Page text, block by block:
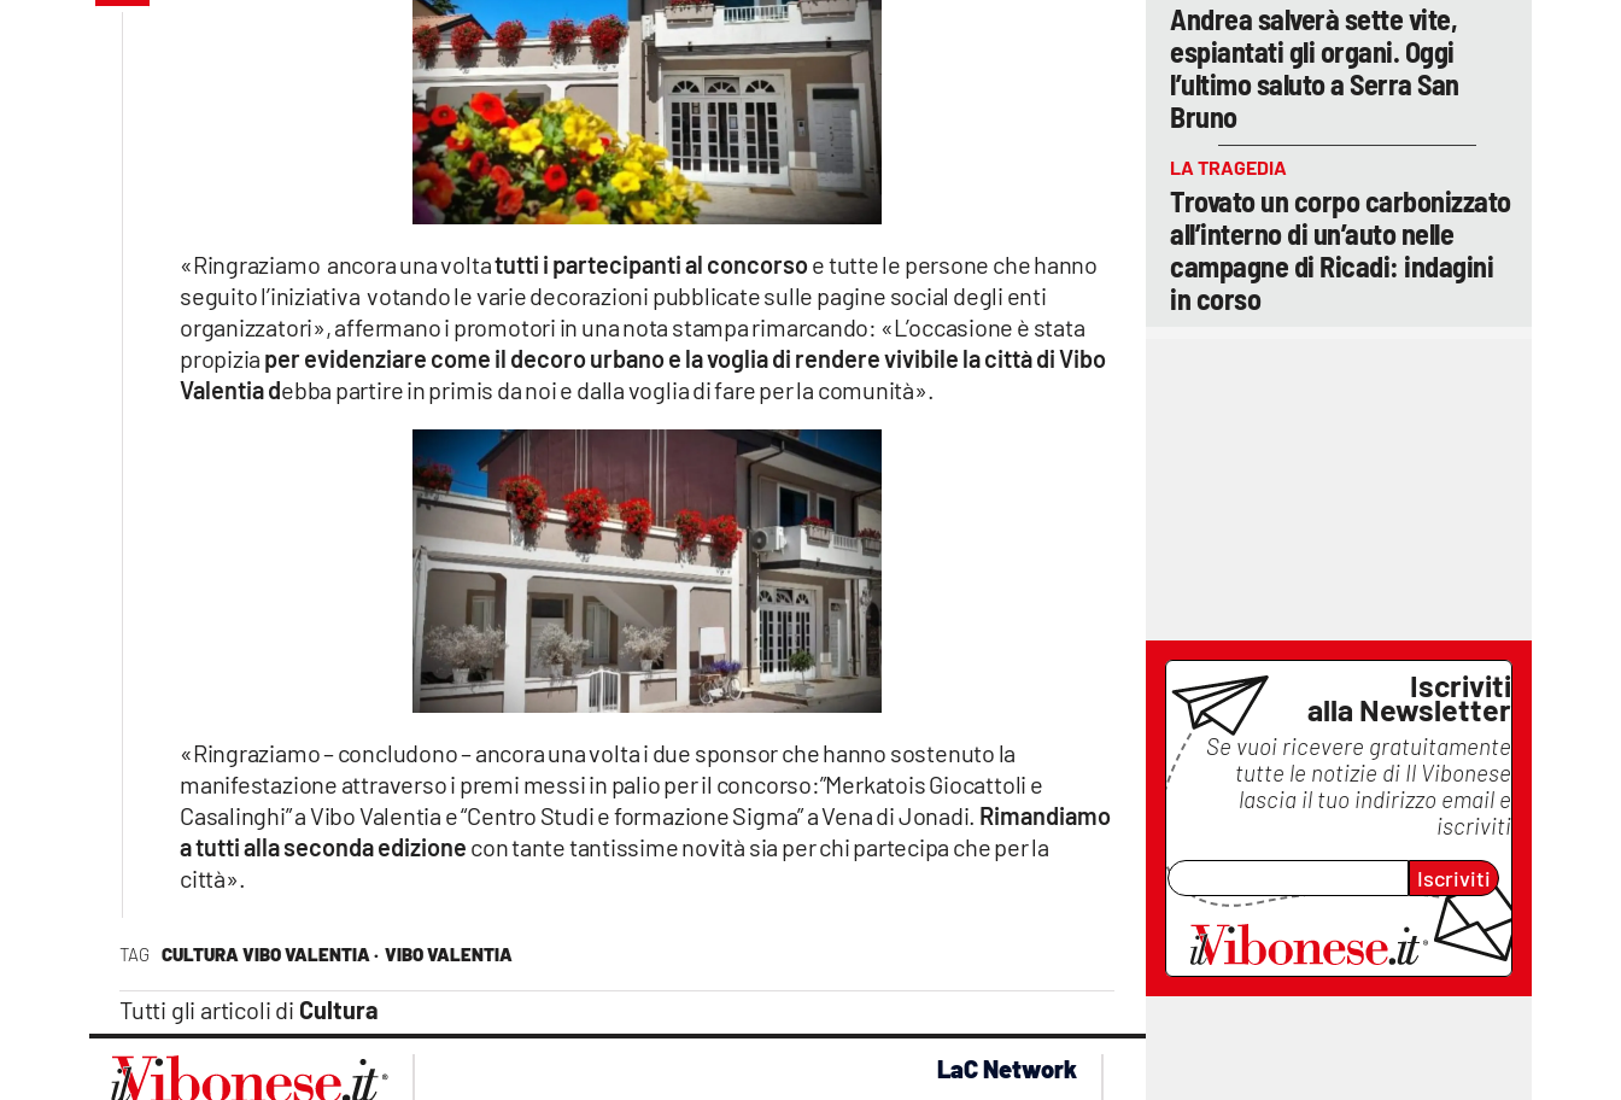
TAG CULTURA VIBO VALENTIA · VIBO VALENTIA
Tutti gli articoli di Cultura
«Ringraziamo ancora una voltatutti i partecipanti al concorsoe tutte le persone che hanno
seguito l’iniziativa votando le varie decorazioni pubblicate sulle pagine social degli enti
organizzatori», affermano i promotori in una nota stampa rimarcando: «L’occasione è stata
propizia per evidenziare come il decoro urbano e la voglia di rendere vivibile la città di Vibo
Valentia debba partire in primis da noi e dalla voglia di fare per la comunità».
«Ringraziamo – concludono – ancora una volta i due sponsor che hanno sostenuto la
manifestazione attraverso i premi messi in palio per il concorso:”Merkatois Giocattoli e
Casalinghi” a Vibo Valentia e “Centro Studi e formazione Sigma” a Vena di Jonadi. Rimandiamo
a tutti alla seconda edizione con tante tantissime novità sia per chi partecipa che per la
città».
Andrea salverà sette vite,
espiantati gli organi. Oggi
l’ultimo saluto a Serra San
Bruno
LA TRAGEDIA
Trovato un corpo carbonizzato
all’interno di un’auto nelle
campagne di Ricadi: indagini
in corso
Iscriviti
alla Newsletter
Se vuoi ricevere gratuitamente
tutte le notizie di Il Vibonese
lascia il tuo indirizzo email e
iscriviti
Iscriviti
LaC Network